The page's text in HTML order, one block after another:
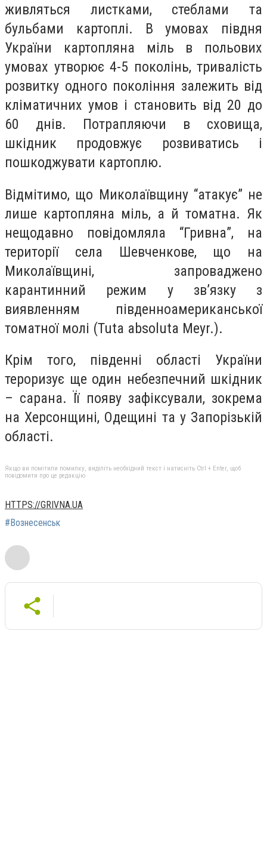
живляться листками, стеблами та
бульбами картоплі. В умовах півдня
України картопляна міль в польових
умовах утворює 4-5 поколінь, тривалість
розвитку одного покоління залежить від
кліматичних умов і становить від 20 до
60 днів. Потрапляючи в сховища,
шкідник продовжує розвиватись і
пошкоджувати картоплю.
Відмітимо, що Миколаївщину “атакує” не
лише картопляна міль, а й томатна. Як
нещодавно повідомляла “Гривна”, на
території села Шевченкове, що на
Миколаївщині, запроваджено
карантинний режим у зв’язку з
виявленням південноамериканської
томатної молі (Tuta absoluta Meyr.).
Крім того, південні області України
тероризує ще один небезпечний шкідник
– сарана. Її появу зафіксували, зокрема
на Херсонщині, Одещині та у Запорізькій
області.
Якщо ви помітили помилку, виділіть необхідний текст і натисніть Ctrl + Enter, щоб
повідомити про це редакцію
HTTPS://GRIVNA.UA
#Вознесенськ